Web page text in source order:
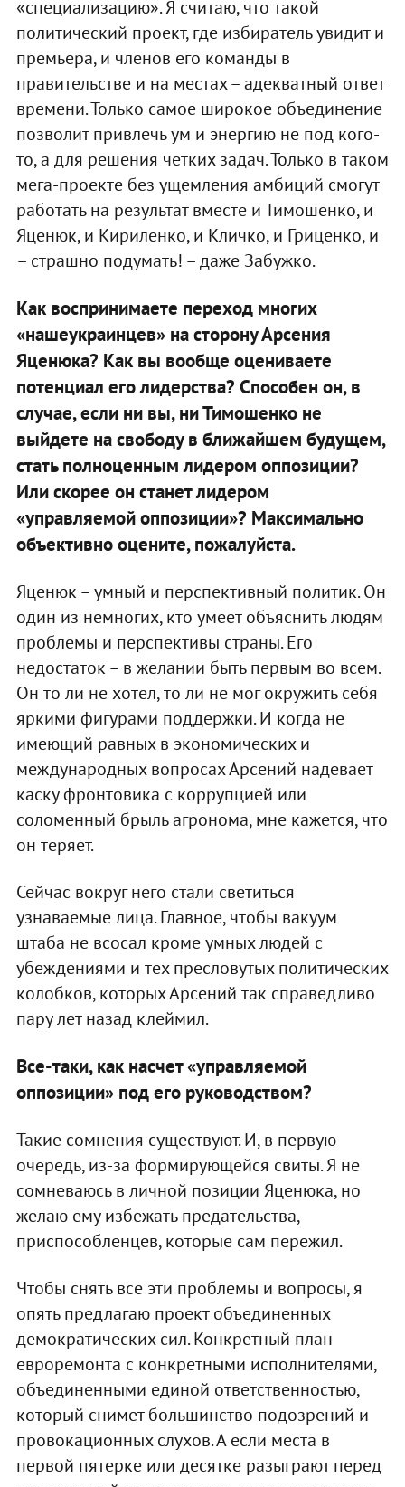
«специализацию». Я считаю, что такой
политический проект, где избиратель увидит и
премьера, и членов его команды в
правительстве и на местах – адекватный ответ
времени. Только самое широкое объединение
позволит привлечь ум и энергию не под кого-
то, а для решения четких задач. Только в таком
мега-проекте без ущемления амбиций смогут
работать на результат вместе и Тимошенко, и
Яценюк, и Кириленко, и Кличко, и Гриценко, и
– страшно подумать! – даже Забужко.
Как воспринимаете переход многих
«нашеукраинцев» на сторону Арсения
Яценюка? Как вы вообще оцениваете
потенциал его лидерства? Способен он, в
случае, если ни вы, ни Тимошенко не
выйдете на свободу в ближайшем будущем,
стать полноценным лидером оппозиции?
Или скорее он станет лидером
«управляемой оппозиции»? Максимально
объективно оцените, пожалуйста.
Яценюк – умный и перспективный политик. Он
один из немногих, кто умеет объяснить людям
проблемы и перспективы страны. Его
недостаток – в желании быть первым во всем.
Он то ли не хотел, то ли не мог окружить себя
яркими фигурами поддержки. И когда не
имеющий равных в экономических и
международных вопросах Арсений надевает
каску фронтовика с коррупцией или
соломенный брыль агронома, мне кажется, что
он теряет.
Сейчас вокруг него стали светиться
узнаваемые лица. Главное, чтобы вакуум
штаба не всосал кроме умных людей с
убеждениями и тех пресловутых политических
колобков, которых Арсений так справедливо
пару лет назад клеймил.
Все-таки, как насчет «управляемой
оппозиции» под его руководством?
Такие сомнения существуют. И, в первую
очередь, из-за формирующейся свиты. Я не
сомневаюсь в личной позиции Яценюка, но
желаю ему избежать предательства,
приспособленцев, которые сам пережил.
Чтобы снять все эти проблемы и вопросы, я
опять предлагаю проект объединенных
демократических сил. Конкретный план
евроремонта с конкретными исполнителями,
объединенными единой ответственностью,
который снимет большинство подозрений и
провокационных слухов. А если места в
первой пятерке или десятке разыграют перед